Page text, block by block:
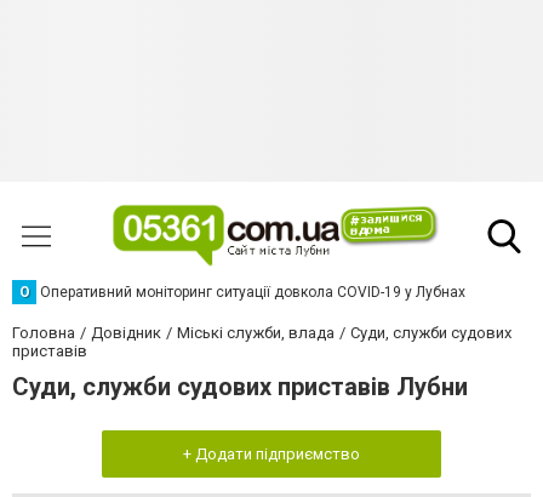
О Оперативний моніторинг ситуації довкола COVID-19 у Лубнах
Головна Довідник Міські служби, влада
Суди, служби судових
приставів
Суди, служби судових приставів Лубни
+ Додати підприємство